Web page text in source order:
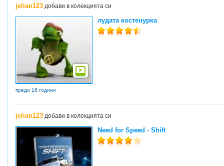
jelian123 добави в колекцията си
лудата костенурка
преди 16 години
jelian123 добави в колекцията си
Need for Speed - Shift